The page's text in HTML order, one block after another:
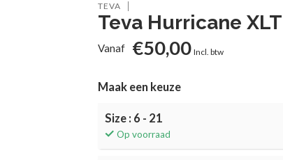
TEVA
Teva Hurricane
Vanaf €50,00 Incl. btw
Maak een keuze
Size : 6 - 21
Op voorraad